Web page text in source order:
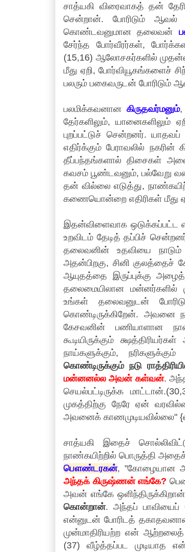
சாத்யகி விரைவாகத் தன்
சென்றான். போரிடும் ஆவல்
கொண்டவனுமான தலைவன்
சேர்ந்த போர்வீரர்கள்,
(15,16) ஆலோசகர்களில்
மீது ஏறி, போர்வியூகங்களைச்
பலரும் பகைவருடன் போரிடும்
பலமிக்கவனான கிருதவர்மனும்,
தேர்களிலும், யானைகளிலும்
புறப்பட்டுச் சென்றனர்.
எதிர்க்கும் பேராவலில்
தீப்பந்தங்களால் திசைகள்
கவசம் பூண்டவனும், பல்வேறு
தன் வில்லை எடுத்து,
கணையொன்றை எதிரிகள் மீது
இதன்விளைவாக
உறவிடம் தேடித் தப்பிச்
தலைவனின் உதவியை நாடும்
அதன்பிறகு, சினி குலத்தைச்
ஆயுதத்தை இருப்புக்கு
தலைமையிலான மன்னர்களில்
உங்கள் தலைவனுடன்
கொண்டிருக்கிறேன். அவனை
கேசவனின் பணியாளான
கூடியிருக்கும்
நாய்களுக்கும்,
கொண்டிருக்கும் நடு
மன்னனல்ல அவன் கள்வன்.
செயல்பட்டிருக்க
முகத்திற்கு நேரே ஏன்
அவனைக் காணமுடியவில்லை"
சாத்யகி இதைச்
நாண்கயிற்றில் பொருத்தி
பௌண்டரகன், "கோழையான
அந்தக் கிருஷ்ணன் எங்கே?
அவன் எங்கே
கொன்றான். அந்தப் பாவியைப்
என்னுடன் போரிடத் தகாதவனான
முன்மாதிரியற்ற என்
(37) வீழ்த்தப்பட முடியாத